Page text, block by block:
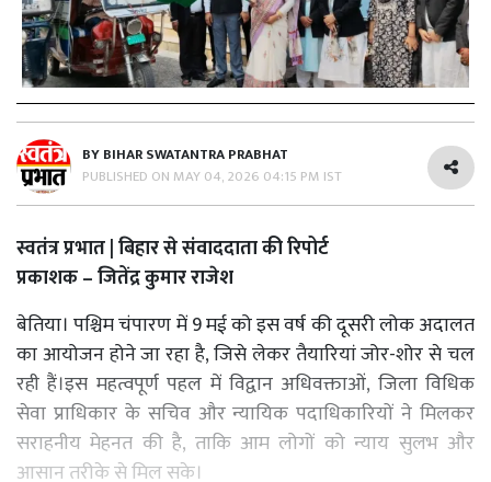
BYBIHAR SWATANTRA PRABHAT
PUBLISHED ON MAY 04, 2026 04:15 PM IST
स्वतंत्र प्रभात | बिहार से संवाददाता की रिपोर्ट
प्रकाशक – जितेंद्र कुमार राजेश
बेतिया। पश्चिम चंपारण में 9 मई को इस वर्ष की दूसरी लोक अदालत
का आयोजन होने जा रहा है, जिसे लेकर तैयारियां जोर-शोर से चल
रही हैं।इस महत्वपूर्ण पहल में विद्वान अधिवक्ताओं, जिला विधिक
सेवा प्राधिकार के सचिव और न्यायिक पदाधिकारियों ने मिलकर
सराहनीय मेहनत की है, ताकि आम लोगों को न्याय सुलभ और
आसान तरीके से मिल सके।